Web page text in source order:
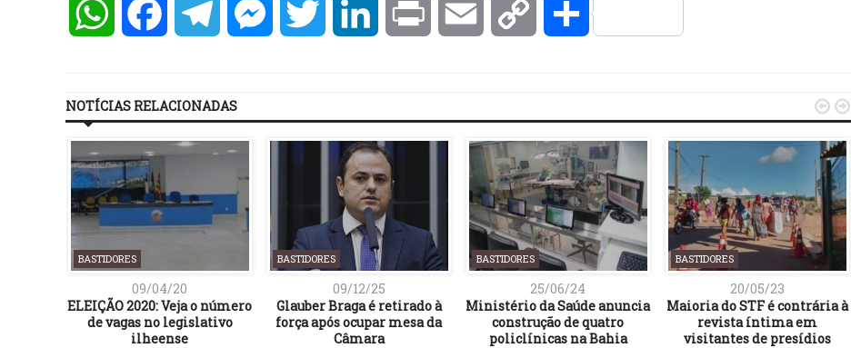
WhatsAppFacebookTelegramMessengerTwitter LinkedInPrint Email Copy Compartilhar
NOTÍCIAS RELACIONADAS
BASTIDORES
09/04/20
ELEIÇÃO 2020: Veja o número
de vagas no legislativo
ilheense
BASTIDORES
09/12/25
Glauber Braga é retirado à
força após ocupar mesa da
Câmara
BASTIDORES
25/06/24
Ministério da Saúde anuncia
construção de quatro
policlínicas na Bahia
BASTIDORES
20/05/23
Maioria do STF é contrária à
revista íntima em
visitantes de presídios
 